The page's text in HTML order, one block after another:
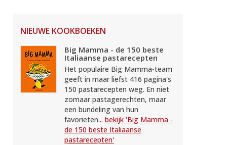
NIEUWE KOOKBOEKEN
Big Mamma - de 150 beste
Italiaanse pastarecepten
Het populaire Big Mamma-team
geeft in maar liefst 416 pagina's
150 pastarecepten weg. En niet
zomaar pastagerechten, maar
een bundeling van hun
favorieten... bekijk 'Big Mamma -
de 150 beste Italiaanse
pastarecepten'